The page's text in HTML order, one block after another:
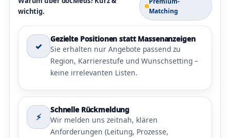
wichtig.
Matching
✓
Gezielte Positionen statt Massenanzeigen
Sie erhalten nur Angebote passend zu
Region, Karrierestufe und Wunschsetting –
keine irrelevanten Listen.
⚡
Schnelle Rückmeldung
Wir melden uns zeitnah, klären
Anforderungen (Leitung, Prozesse,